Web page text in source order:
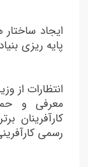
ایجاد
پایه ریزی
انتظارات از
معرفی و
کارآفرینان
رسمی